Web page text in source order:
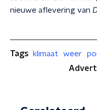
nieuwe aflevering van
Tags klimaat weer